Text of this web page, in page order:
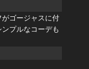
がゴージャスに付
プルなコーデも